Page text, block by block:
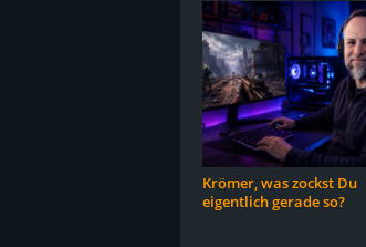
Krömer, was zockst Du
eigentlich gerade so?